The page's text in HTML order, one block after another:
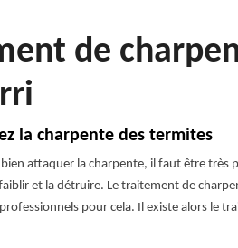
de
la charpente des termites
attaquer la charpente, il faut être
et la détruire. Le traitement de
pour cela. Il existe alors le